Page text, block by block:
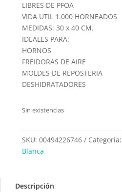
LIBRES DE PFOA
VIDA UTIL 1.000 HORNEADOS
MEDIDAS: 30 x 40 CM.
IDEALES PARA:
HORNOS
FREIDORAS DE AIRE
MOLDES DE REPOSTERIA
DESHIDRATADORES
Sin existencias
SKU: 00494226746 Categoría:
Blanca
Descripción